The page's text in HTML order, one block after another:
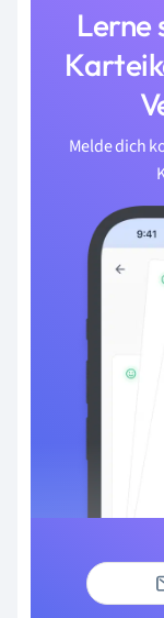
Lerne
Melde dich